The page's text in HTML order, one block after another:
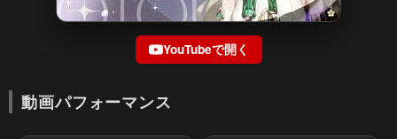
YouTubeで開く
動画パフォーマンス